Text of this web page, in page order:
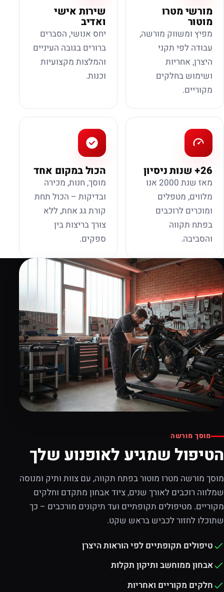
מורשי מטרו
מוטור
מפיץ ומשווק מורשה,
עבודה לפי תקני
היצרן, אחריות
ושימוש בחלקים
מקוריים.
שירות אישי
ואדיב
יחס אנושי, הסברים
ברורים בגובה העיניים
והמלצות מקצועיות
וכנות.
26+ שנות ניסיון
מאז שנת 2000 אנו
מלווים, מטפלים
ומוכרים לרוכבים
בפתח תקווה
והסביבה.
הכול במקום אחד
מוסך, חנות, מכירה
ובדיקות – הכול תחת
קורת גג אחת, ללא
צורך בריצות בין
ספקים.
מוסך מורשה
הטיפול שמגיע לאופנוע שלך
מוסך מורשה מטרו מוטור בפתח תקווה, עם צוות ותיק ומנוסה
שמלווה רוכבים לאורך שנים, ציוד אבחון מתקדם וחלקים
מקוריים. מטיפולים תקופתיים ועד תיקונים מורכבים – כך
שתוכלו לחזור לכביש בראש שקט.
טיפולים תקופתיים לפי הוראות היצרן
אבחון ממוחשב ותיקון תקלות
חלקים מקוריים ואחריות